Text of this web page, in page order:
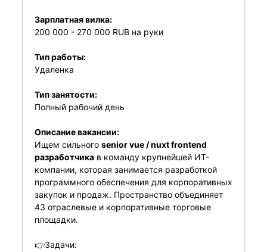
Зарплатная вилка:
200 000 - 270 000 RUB на руки
Тип работы:
Удаленка
Тип занятости:
Полный рабочий день
Описание вакансии:
Ищем сильного senior vue / nuxt frontend
разработчикав команду крупнейшей ИТ-
компании, которая занимается разработкой
программного обеспечения для корпоративных
закупок и продаж. Пространство объединяет
43 отраслевые и корпоративные торговые
площадки.
👉Задачи: